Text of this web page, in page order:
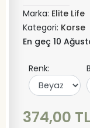
Marka: Elite Life
Kategori: Korse
En geç 10
Renk:
374,00 TL